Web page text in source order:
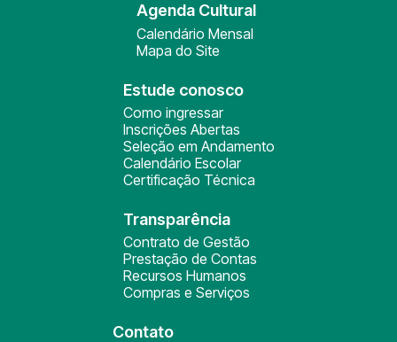
Agenda Cultural
Calendário Mensal
Mapa do Site
Estude conosco
Como ingressar
Inscrições Abertas
Seleção em Andamento
Calendário Escolar
Certificação Técnica
Transparência
Contrato de Gestão
Prestação de Contas
Recursos Humanos
Compras e Serviços
Contato